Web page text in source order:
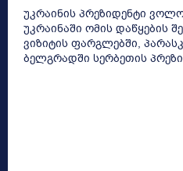
უკრაინის პრეზიდენტი
უკრაინაში ომის დაწყების
ვიზიტის ფარგლებში,
ბელგრადში სერბეთის